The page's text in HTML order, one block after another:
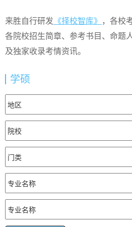
来胜自行研发 《择校智库》
，各校
各院校招生简章、参考书目、命题
及独家收录考情资讯。
学硕